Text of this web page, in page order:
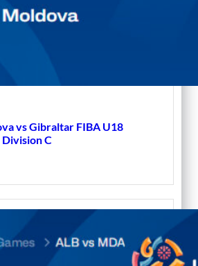
vs Gibraltar FIBA U18
C